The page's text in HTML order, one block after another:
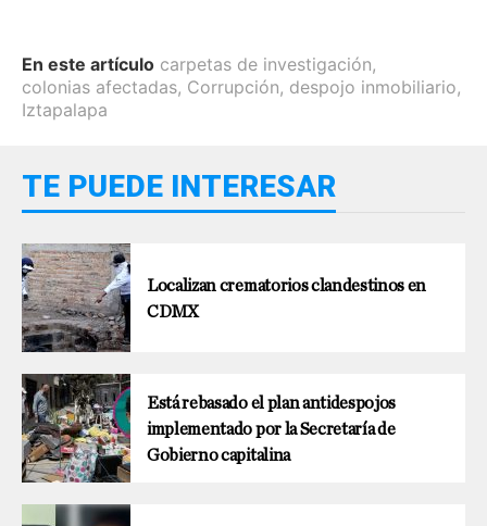
En este artículo carpetas de investigación,
colonias afectadas, Corrupción, despojo inmobiliario,
Iztapalapa
TE PUEDE INTERESAR
Localizan crematorios clandestinos en
CDMX
Está rebasado el plan antidespojos
implementado por la Secretaría de
Gobierno capitalina